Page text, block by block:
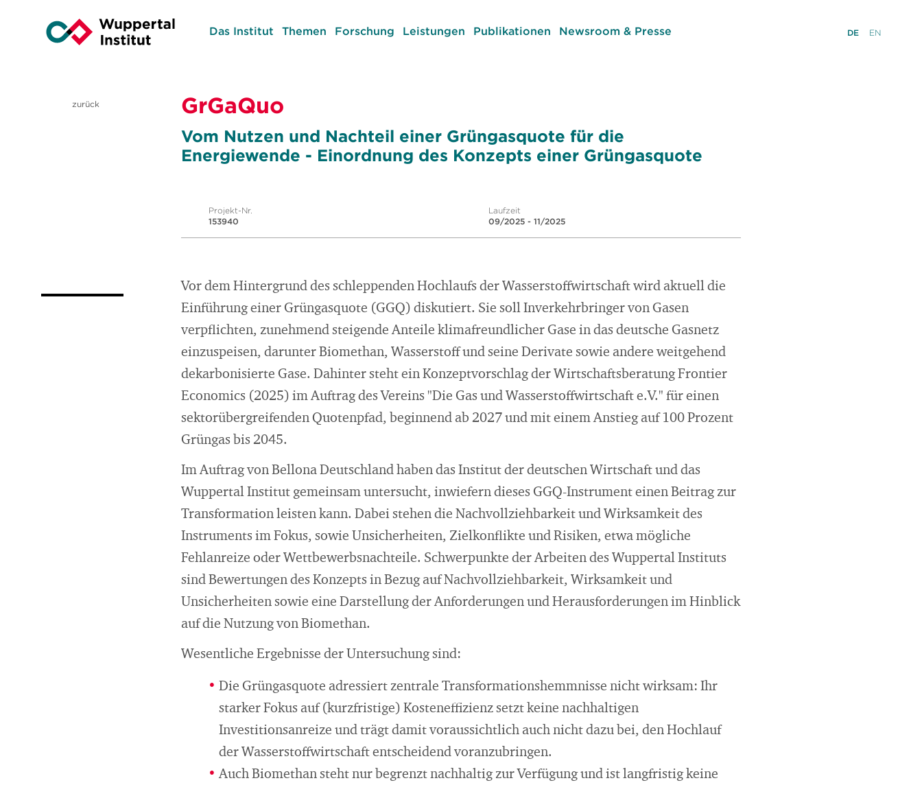
Das Institut Themen Forschung Leistungen Publikationen Newsroom & Presse DE EN
zurück GrGaQuo
Vom Nutzen und Nachteil einer Grüngasquote für die
Energiewende - Einordnung des Konzepts einer Grüngasquote
Projekt-Nr.
153940
Laufzeit
09/2025 - 11/2025
Vor dem Hintergrund des schleppenden Hochlaufs der Wasserstoffwirtschaft wird aktuell die
Einführung einer Grüngasquote (GGQ) diskutiert. Sie soll Inverkehrbringer von Gasen
verpflichten, zunehmend steigende Anteile klimafreundlicher Gase in das deutsche Gasnetz
einzuspeisen, darunter Biomethan, Wasserstoff und seine Derivate sowie andere weitgehend
dekarbonisierte Gase. Dahinter steht ein Konzeptvorschlag der Wirtschaftsberatung Frontier
Economics (2025) im Auftrag des Vereins "Die Gas und Wasserstoffwirtschaft e.V." für einen
sektorübergreifenden Quotenpfad, beginnend ab 2027 und mit einem Anstieg auf 100 Prozent
Grüngas bis 2045.
Im Auftrag von Bellona Deutschland haben das Institut der deutschen Wirtschaft und das
Wuppertal Institut gemeinsam untersucht, inwiefern dieses GGQ-Instrument einen Beitrag zur
Transformation leisten kann. Dabei stehen die Nachvollziehbarkeit und Wirksamkeit des
Instruments im Fokus, sowie Unsicherheiten, Zielkonflikte und Risiken, etwa mögliche
Fehlanreize oder Wettbewerbsnachteile. Schwerpunkte der Arbeiten des Wuppertal Instituts
sind Bewertungen des Konzepts in Bezug auf Nachvollziehbarkeit, Wirksamkeit und
Unsicherheiten sowie eine Darstellung der Anforderungen und Herausforderungen im Hinblick
auf die Nutzung von Biomethan.
Wesentliche Ergebnisse der Untersuchung sind:
Die Grüngasquote adressiert zentrale Transformationshemmnisse nicht wirksam: Ihr
starker Fokus auf (kurzfristige) Kosteneffizienz setzt keine nachhaltigen
Investitionsanreize und trägt damit voraussichtlich auch nicht dazu bei, den Hochlauf
der Wasserstoffwirtschaft entscheidend voranzubringen.
Auch Biomethan steht nur begrenzt nachhaltig zur Verfügung und ist langfristig keine